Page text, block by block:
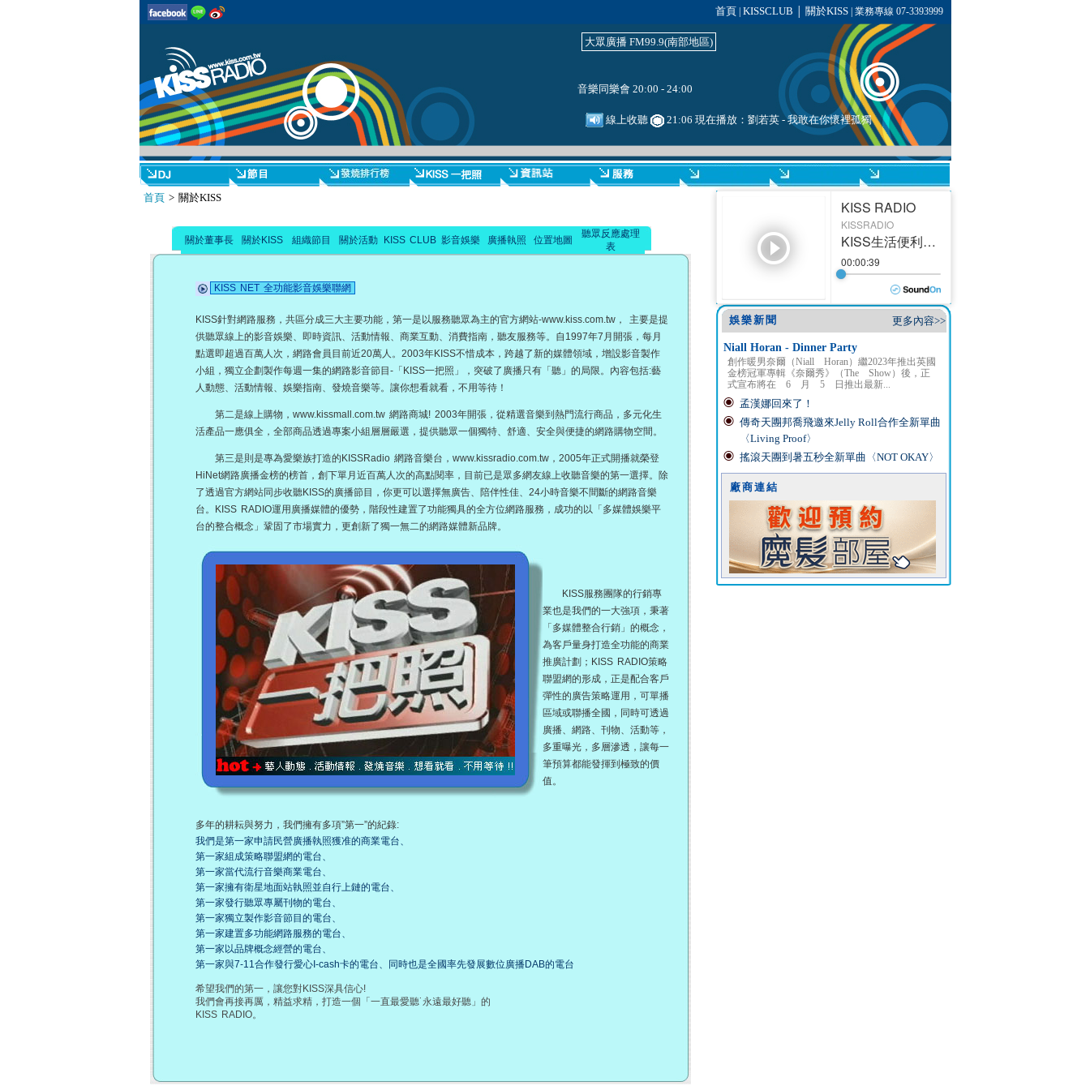
首頁 KISSCLUB 關於KISS| 業務專線 07-3393999
大眾廣播 FM99.9(南部地區)
音樂同樂會 20:00 - 24:00
線上收聽 21:06 現在播放： 劉若英- 我敢在你懷裡孤獨
首頁> 關於KISS
關於董事長 關於KISS 組織節目 關於活動 KISS CLUB 影音娛樂 廣播執照 位置地圖
聽眾反應處理
表
KISS NET 全功能影音娛樂聯網
KISS針對網路服務，共區分成三大主要功能，第一是以服務聽眾為主的官方網站-www.kiss.com.tw， 主要是提
供聽眾線上的影音娛樂、即時資訊、活動情報、商業互動、消費指南，聽友服務等。自1997年7月開張，每月
點選即超過百萬人次，網路會員目前近20萬人。2003年KISS不惜成本，跨越了新的媒體領域，增設影音製作
小組，獨立企劃製作每週一集的網路影音節目-「KISS一把照」，突破了廣播只有「聽」的局限。內容包括:藝
人動態、活動情報、娛樂指南、發燒音樂等。讓你想看就看，不用等待！
第二是線上購物，www.kissmall.com.tw 網路商城! 2003年開張，從精選音樂到熱門流行商品，多元化生
活產品一應俱全，全部商品透過專案小組層層嚴選，提供聽眾一個獨特、舒適、安全與便捷的網路購物空間。
第三是則是專為愛樂族打造的KISSRadio 網路音樂台，www.kissradio.com.tw，2005年正式開播就榮登
HiNet網路廣播金榜的榜首，創下單月近百萬人次的高點閱率，目前已是眾多網友線上收聽音樂的第一選擇。除
了透過官方網站同步收聽KISS的廣播節目，你更可以選擇無廣告、陪伴性佳、24小時音樂不間斷的網路音樂
台。KISS RADIO運用廣播媒體的優勢，階段性建置了功能獨具的全方位網路服務，成功的以「多媒體娛樂平
台的整合概念」鞏固了市場實力，更創新了獨一無二的網路媒體新品牌。
KISS服務團隊的行銷專
業也是我們的一大強項，秉著
「多媒體整合行銷」的概念，
為客戶量身打造全功能的商業
推廣計劃；KISS RADIO策略
聯盟網的形成，正是配合客戶
彈性的廣告策略運用，可單播
區域或聯播全國，同時可透過
廣播、網路、刊物、活動等，
多重曝光，多層滲透，讓每一
筆預算都能發揮到極致的價
值。
多年的耕耘與努力，我們擁有多項”第一”的紀錄:
我們是第一家申請民營廣播執照獲准的商業電台、
第一家組成策略聯盟網的電台、
第一家當代流行音樂商業電台、
第一家擁有衛星地面站執照並自行上鏈的電台、
第一家發行聽眾專屬刊物的電台、
第一家獨立製作影音節目的電台、
第一家建置多功能網路服務的電台、
第一家以品牌概念經營的電台、
第一家與7-11合作發行愛心I-cash卡的電台、同時也是全國率先發展數位廣播DAB的電台
希望我們的第一，讓您對KISS深具信心!
我們會再接再厲，精益求精，打造一個「一直最愛聽˙永遠最好聽」的
KISS RADIO。
更多內容>>
娛樂新聞
Niall Horan - Dinner Party
創作暖男奈爾（Niall Horan）繼2023年推出英國
金榜冠軍專輯《奈爾秀》（The Show）後，正
式宣布將在 6 月 5 日推出最新...
孟漢娜回來了！
傳奇天團邦喬飛邀來Jelly Roll合作全新單曲
〈Living Proof〉
搖滾天團到暑五秒全新單曲〈NOT OKAY〉
廠商連結